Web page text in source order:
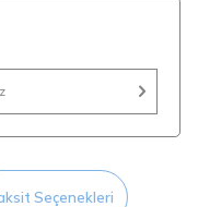
Seçenekleri